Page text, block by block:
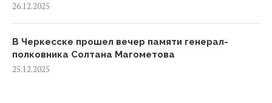
26.12.2025
В Черкесске прошел вечер памяти генерал-
полковника Солтана Магометова
25.12.2025